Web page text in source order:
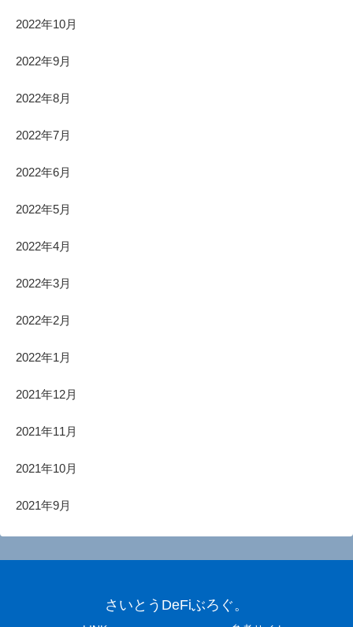
2022年10月
2022年9月
2022年8月
2022年7月
2022年6月
2022年5月
2022年4月
2022年3月
2022年2月
2022年1月
2021年12月
2021年11月
2021年10月
2021年9月
さいとうDeFiぶろぐ。